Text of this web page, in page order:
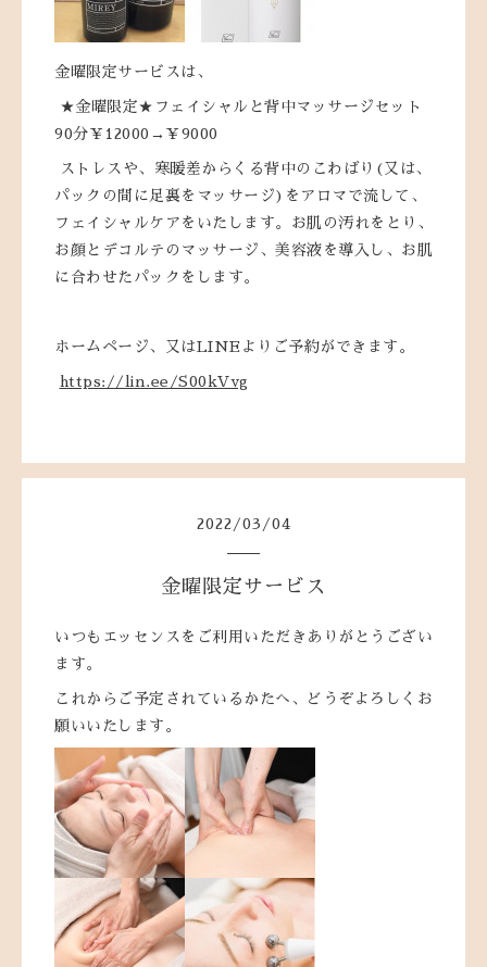
金曜限定サービスは、
★金曜限定★フェイシャルと背中マッサージセット
90分￥12000→￥9000
ストレスや、寒暖差からくる背中のこわばり(又は、
パックの間に足裏をマッサージ)をアロマで流して、
フェイシャルケアをいたします。お肌の汚れをとり、
お顔とデコルテのマッサージ、美容液を導入し、お肌
に合わせたパックをします。
ホームページ、又はLINEよりご予約ができます。
https://lin.ee/S00kVvg
2022 /03 /04
金曜限定サービス
いつもエッセンスをご利用いただきありがとうござい
ます。
これからご予定されているかたへ、どうぞよろしくお
願いいたします。